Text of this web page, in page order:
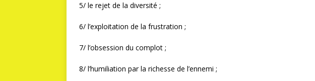
5/ le rejet de la diversité ;
6/ l’exploitation de la frustration ;
7/ l’obsession du complot ;
8/ l’humiliation par la richesse de l’ennemi ;